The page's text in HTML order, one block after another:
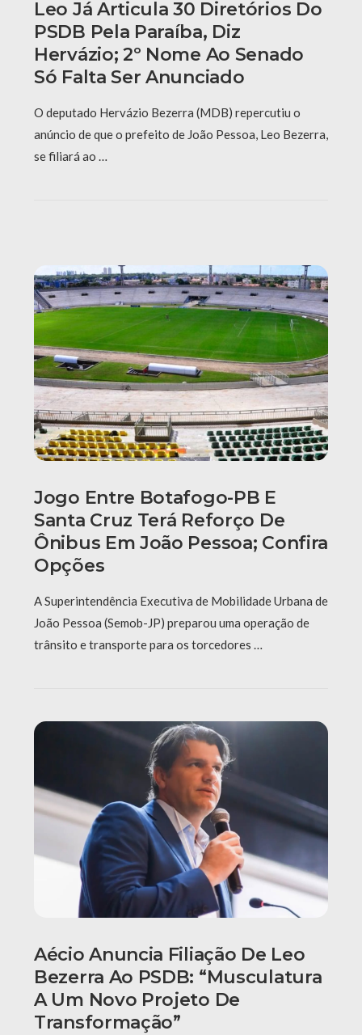
Leo Já Articula 30 Diretórios Do
PSDB Pela Paraíba, Diz
Hervázio; 2º Nome Ao Senado
Só Falta Ser Anunciado
O deputado Hervázio Bezerra (MDB) repercutiu o
anúncio de que o prefeito de João Pessoa, Leo Bezerra,
se filiará ao …
Jogo Entre Botafogo-PB E
Santa Cruz Terá Reforço De
Ônibus Em João Pessoa; Confira
Opções
A Superintendência Executiva de Mobilidade Urbana de
João Pessoa (Semob-JP) preparou uma operação de
trânsito e transporte para os torcedores …
Aécio Anuncia Filiação De Leo
Bezerra Ao PSDB: “Musculatura
A Um Novo Projeto De
Transformação”